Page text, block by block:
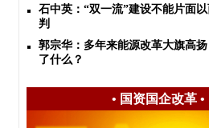
石中英：“双一流”建设不能片面
判
郭宗华：多年来能源改革大旗高
了什么？
• 国资国企改革•